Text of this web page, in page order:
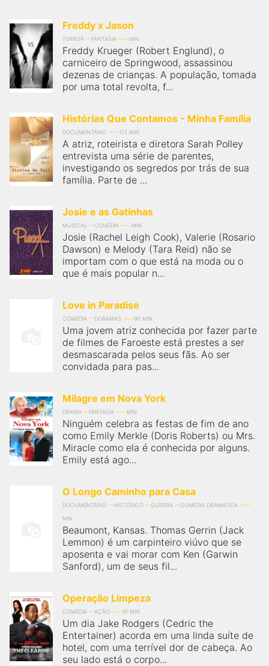
Freddy x Jason
TERROR FANTASIA MIN
Freddy Krueger (Robert Englund), o
carniceiro de Springwood, assassinou
dezenas de crianças. A população, tomada
por uma total revolta, f...
Histórias Que Contamos - Minha Família
DOCUMENTÁRIO 113 MIN
A atriz, roteirista e diretora Sarah Polley
entrevista uma série de parentes,
investigando os segredos por trás de sua
família. Parte de ...
Josie e as Gatinhas
MUSICAL COMÉDIA MIN
Josie (Rachel Leigh Cook), Valerie (Rosario
Dawson) e Melody (Tara Reid) não se
importam com o que está na moda ou o
que é mais popular n...
Love in Paradise
COMÉDIA DORAMAS 90 MIN
Uma jovem atriz conhecida por fazer parte
de filmes de Faroeste está prestes a ser
desmascarada pelos seus fãs. Ao ser
convidada para pas...
Milagre em Nova York
DRAMA FANTASIA MIN
Ninguém celebra as festas de fim de ano
como Emily Merkle (Doris Roberts) ou Mrs.
Miracle como ela é conhecida por alguns.
Emily está ago...
O Longo Caminho para Casa
DOCUMENTÁRIO HISTÓRICO GUERRA
COMÉDIA DRAMÁTICA
MIN
Beaumont, Kansas. Thomas Gerrin (Jack
Lemmon) é um carpinteiro viúvo que se
aposenta e vai morar com Ken (Garwin
Sanford), um de seus fil...
Operação Limpeza
COMÉDIA AÇÃO 91 MIN
Um dia Jake Rodgers (Cedric the
Entertainer) acorda em uma linda suíte de
hotel, com uma terrível dor de cabeça. Ao
seu lado está o corpo...